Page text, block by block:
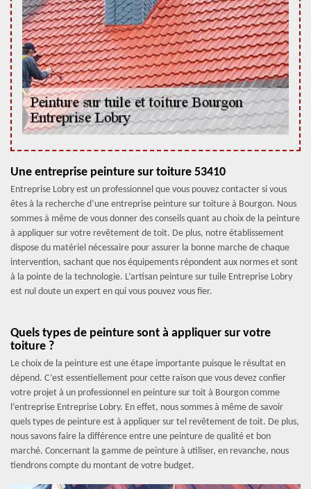
Une entreprise peinture sur toiture 53410
Entreprise Lobry est un professionnel que vous pouvez contacter si vous
êtes à la recherche d’une entreprise peinture sur toiture à Bourgon. Nous
sommes à même de vous donner des conseils quant au choix de la peinture
à appliquer sur votre revêtement de toit. De plus, notre établissement
dispose du matériel nécessaire pour assurer la bonne marche de chaque
intervention, sachant que nos équipements répondent aux normes et sont
à la pointe de la technologie. L’artisan peinture sur tuile Entreprise Lobry
est nul doute un expert en qui vous pouvez vous fier.
Quels types de peinture sont à appliquer sur votre
toiture ?
Le choix de la peinture est une étape importante puisque le résultat en
dépend. C’est essentiellement pour cette raison que vous devez confier
votre projet à un professionnel en peinture sur toit à Bourgon comme
l’entreprise Entreprise Lobry. En effet, nous sommes à même de savoir
quels types de peinture est à appliquer sur tel revêtement de toit. De plus,
nous savons faire la différence entre une peinture de qualité et bon
marché. Concernant la gamme de peinture à utiliser, en revanche, nous
tiendrons compte du montant de votre budget.